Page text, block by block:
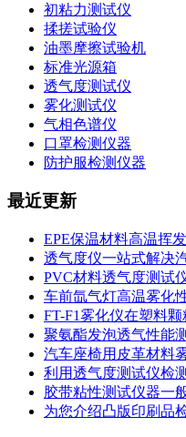
初粘力测试仪
揉搓试验仪
油墨摩擦试验机
标准光源箱
透气度测试仪
雾化测试仪
气相色谱仪
口罩检测仪器
防护服检测仪器
最近更新
EPE保温材料高温挥
透气度仪一站式解决
PVC材料透气度测
车前氙气灯高温雾
FT-F1雾化仪在塑料
聚氨酯发泡透气性
汽车座椅用皮革材料
利用透气度测试仪检
胶带粘性测试仪器一
为您介绍凸版印刷